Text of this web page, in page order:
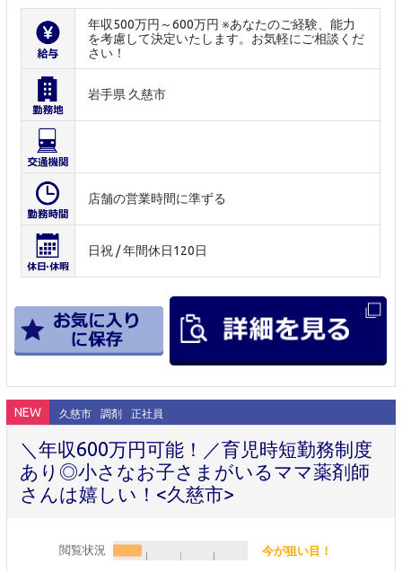
年収500万円～600万円 ※あなたのご経験、能力
を考慮して決定いたします。お気軽にご相談くだ
さい！
岩手県 久慈市
店舗の営業時間に準ずる
日祝 / 年間休日120日
NEW 久慈市 調剤 正社員
＼年収600万円可能！／育児時短勤務制度
あり◎小さなお子さまがいるママ薬剤師
さんは嬉しい！<久慈市>
閲覧状況 今が狙い目！